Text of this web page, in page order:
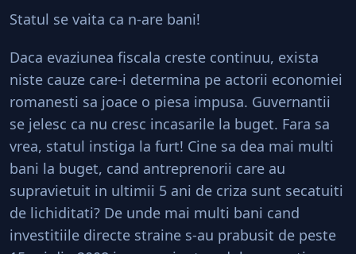
Statul se vaita ca n-are bani!
Daca evaziunea fiscala creste continuu, exista
niste cauze care-i determina pe actorii economiei
romanesti sa joace o piesa impusa. Guvernantii
se jelesc ca nu cresc incasarile la buget. Fara sa
vrea, statul instiga la furt! Cine sa dea mai multi
bani la buget, cand antreprenorii care au
supravietuit in ultimii 5 ani de criza sunt secatuiti
de lichiditati? De unde mai multi bani cand
investitiile directe straine s-au prabusit de peste